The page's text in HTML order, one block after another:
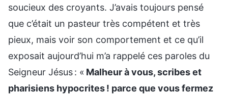
soucieux des croyants. J’avais toujours pensé
que c’était un pasteur très compétent et très
pieux, mais voir son comportement et ce qu’il
exposait aujourd’hui m’a rappelé ces paroles du
Seigneur Jésus : « Malheur à vous, scribes et
pharisiens hypocrites ! parce que vous fermez